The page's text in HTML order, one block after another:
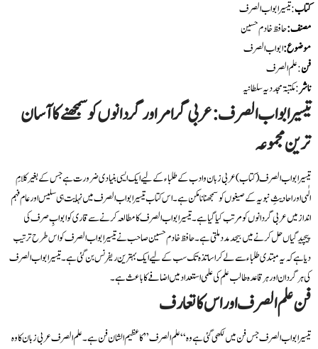
کتاب: تیسیر ابواب الصرف
مصنف:حافظ خادم حسین
موضوع:ابواب الصرف
فن: علم الصرف
ناشر: مکتبۃ مجددیہ سلطانیہ
تیسیر ابواب الصرف: عربی گرامر اور گردانوں کو سمجھنے کا آسان
ترین مجموعہ
تیسیر ابواب الصرف (کتاب) عربی زبان و ادب کے طلباء کے لیے ایک ایسی بنیادی ضرورت ہے جس کے بغیر کلامِ
الٰہی اور احادیثِ نبویہ کے صیغوں کو سمجھنا نامکن ہے۔ اس کتاب تیسیر ابواب الصرف میں نہایت ہی سلیس اور عام فہم
انداز میں عربی گردانوں کو مرتب کیا گیا ہے۔ تیسیر ابواب الصرف کا مطالعہ کرنے سے قاری کو ابوابِ صرف کی
پیچیدگیاں حل کرنے میں بیحد مدد ملتی ہے۔ حافظ خادم حسین صاحب نے تیسیر ابواب الصرف کو اس طرح ترتیب
دیا ہے کہ یہ مبتدی طلباء سے لے کر اساتذہ تک سب کے لیے ایک بہترین ریفرنس بن گئی ہے۔ تیسیر ابواب الصرف
کی ہر گردان اور ہر قاعدہ طالب علم کی علمی استعداد میں اضافے کا باعث ہے۔
فن علم الصرف اور اس کا تعارف
تیسیر ابواب الصرف جس فن میں لکھی گئی ہے وہ “علم الصرف” کا عظیم الشان فن ہے۔ علم الصرف عربی زبان کا وہ